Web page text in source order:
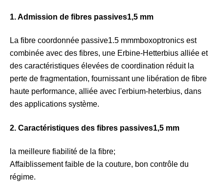
1. Admission de fibres passives1,5 mm
La fibre coordonnée passive1.5 mmmboxoptronics est
combinée avec des fibres, une Erbine-Hetterbius alliée et
des caractéristiques élevées de coordination réduit la
perte de fragmentation, fournissant une libération de fibre
haute performance, alliée avec l'erbium-heterbius, dans
des applications système.
2. Caractéristiques des fibres passives1,5 mm
la meilleure fiabilité de la fibre;
Affaiblissement faible de la couture, bon contrôle du
régime.